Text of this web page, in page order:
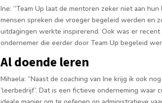
Ine: “Team Up laat de mentoren zeker niet aan
mensen spreken die vroeger begeleid werden en
uitdagingen werkte inspirerend. Ook was er
ondernemer die eerder door Team Up begeleid
Al doende leren
Mihaela: “Naast de coaching van Ine krijg ik ook
‘leerbedrijf’. Dat is een fictieve onderneming